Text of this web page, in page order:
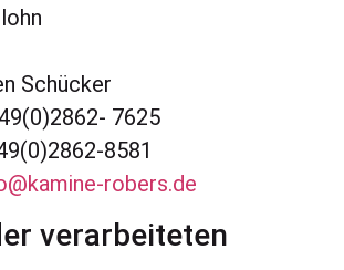
Schücker
7625
8581
robers.de
verarbeiteten